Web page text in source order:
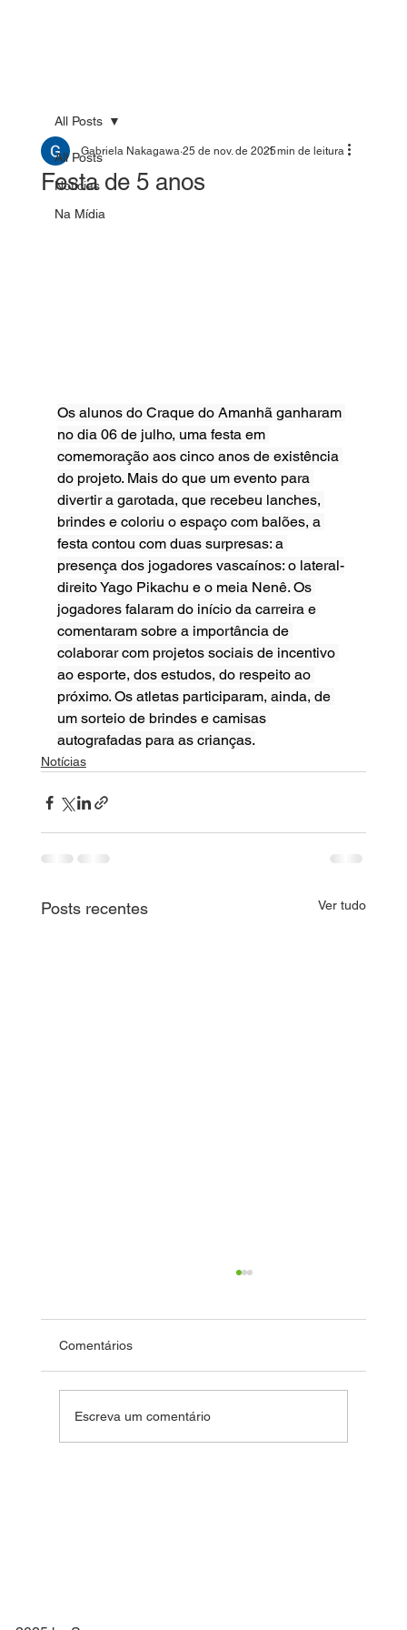
All Posts
Notícias
Na Mídia
All Posts
Festa de 5 anos
Gabriela Nakagawa 25 de nov. de 20251 min de leitura
Os alunos do Craque do Amanhã ganharam
no dia 06 de julho, uma festa em
comemoração aos cinco anos de existência
do projeto. Mais do que um evento para
divertir a garotada, que recebeu lanches,
brindes e coloriu o espaço com balões, a
festa contou com duas surpresas: a
presença dos jogadores vascaínos: o lateral-
direito Yago Pikachu e o meia Nenê. Os
jogadores falaram do início da carreira e
comentaram sobre a importância de
colaborar com projetos sociais de incentivo
ao esporte, dos estudos, do respeito ao
próximo. Os atletas participaram, ainda, de
um sorteio de brindes e camisas
autografadas para as crianças.
Notícias
Posts recentes Ver tudo
Comentários
Escreva um comentário